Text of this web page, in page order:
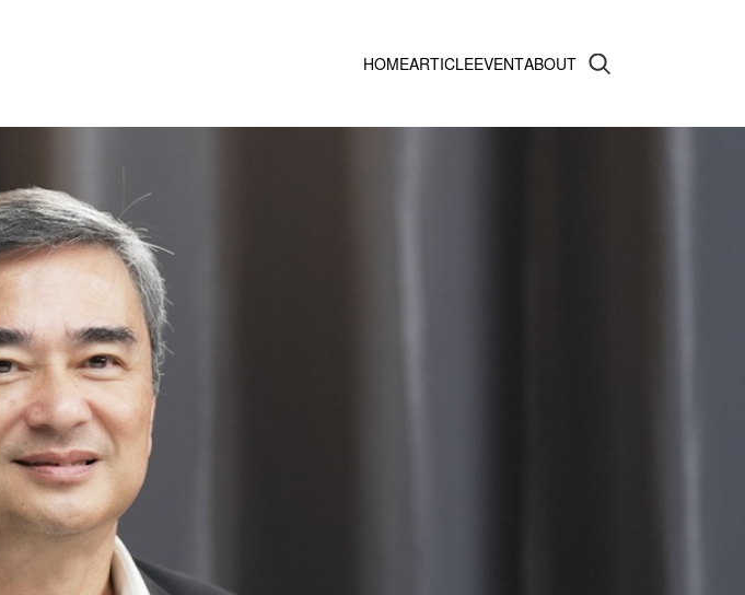
HOMEARTICLEEVENTABOUT